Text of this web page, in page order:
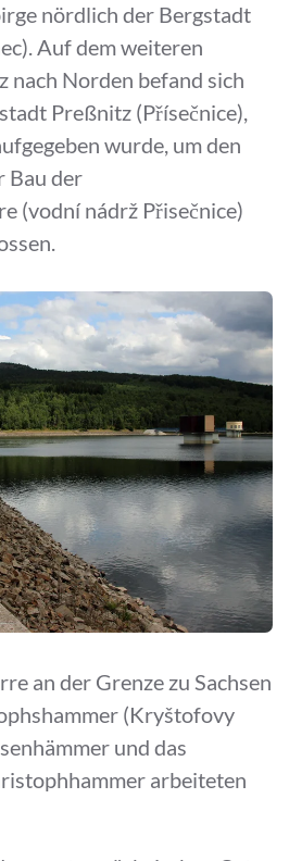
nördlich der Bergstadt
Auf dem weiteren
nach Norden befand sich
Preßnitz (Přísečnice),
wurde, um den
Bau der
(vodní nádrž Přisečnice)
an der Grenze zu Sachsen
(Kryštofovy
und das
arbeiteten